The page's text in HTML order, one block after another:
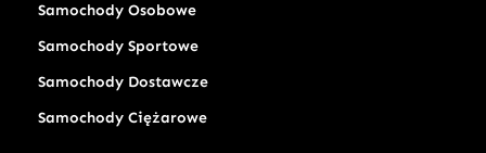
Samochody Osobowe
Samochody Sportowe
Samochody Dostawcze
Samochody Ciężarowe